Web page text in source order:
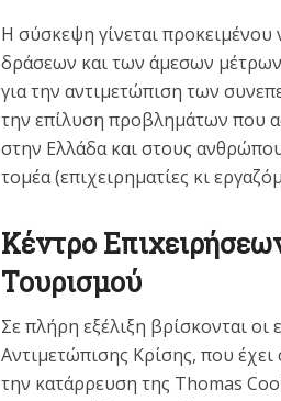
Η σύσκεψη γίνεται
δράσεων και των άμεσων
για την αντιμετώπιση των
την επίλυση προβλημάτων που
στην Ελλάδα και στους
τομέα (επιχειρηματίες κι
Κέντρο
Τουρισμού
Σε πλήρη εξέλιξη βρίσκονται
Αντιμετώπισης Κρίσης, που
την κατάρρευση της Thomas